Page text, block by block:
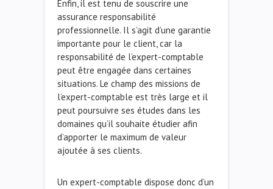
Enfin, il est tenu de souscrire une
assurance responsabilité
professionnelle. Il s’agit d’une garantie
importante pour le client, car la
responsabilité de l’expert-comptable
peut être engagée dans certaines
situations. Le champ des missions de
l’expert-comptable est très large et il
peut poursuivre ses études dans les
domaines qu’il souhaite étudier afin
d’apporter le maximum de valeur
ajoutée à ses clients.
Un expert-comptable dispose donc d’un